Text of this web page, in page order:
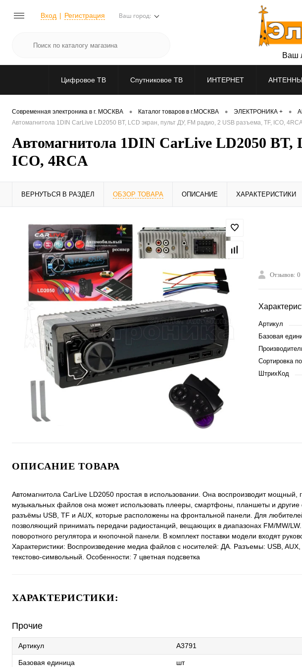
Вход Регистрация Ваш город:
Ваш
Цифровое ТВ Спутниковое ТВ ИНТЕРНЕТ
Современная электроника в г. МОСКВА • Каталог товаров в г.МОСКВА • ЭЛЕКТРОНИКА + •
Автомагнитола 1DIN CarLive LD2050 BT, LCD экран, пульт ДУ, FM радио, 2 USB разъема, TF, ICO,
Автомагнитола 1DIN CarLive LD2050 BT,
ICO, 4RCA
ВЕРНУТЬСЯ В РАЗДЕЛ ОБЗОР ТОВАРА ОПИСАНИЕ ХАРАКТЕРИСТИКИ
Отзывов: 0
Артикул
Базовая
Сортировка
ШтрихКод
ОПИСАНИЕ ТОВАРА
Автомагнитола CarLive LD2050 простая в использовании. Она воспроизводит мощный,
музыкальных файлов она может использовать плееры, смартфоны, планшеты и другие
разъёмы USB, TF и AUX, которые расположены на фронтальной панели. Для
позволяющий принимать передачи радиостанций, вещающих в диапазонах FM/MW/
поворотного регулятора и кнопочной панели. В комплект поставки модели входят
Характеристики: Воспроизведение медиа файлов с носителей: ДА. Разъемы: USB,
текстово-символьный. Особенности: 7 цветная подсветка
ХАРАКТЕРИСТИКИ:
Прочие
Артикул A3791
Базовая единица шт